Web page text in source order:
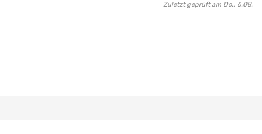
Zuletzt geprüft am Do., 6.08.